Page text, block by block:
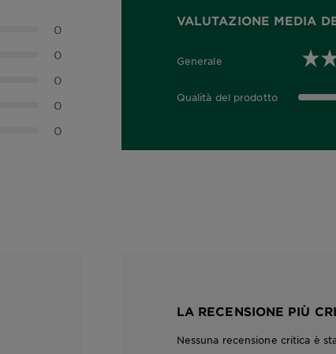
0
0
0
0
0
VALUTAZIONE MEDIA
Generale
0,0 out of 5 stars
Qualità del prodotto
0,0 out of 5 stars
LA RECENSIONE PIÙ
Nessuna recensione critica è